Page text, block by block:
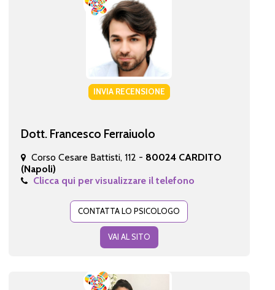
INVIA RECENSIONE
Dott. Francesco Ferraiuolo
Corso Cesare Battisti, 112 - 80024 CARDITO
(Napoli)
Clicca qui per visualizzare il telefono
CONTATTA LO PSICOLOGO
VAI AL SITO